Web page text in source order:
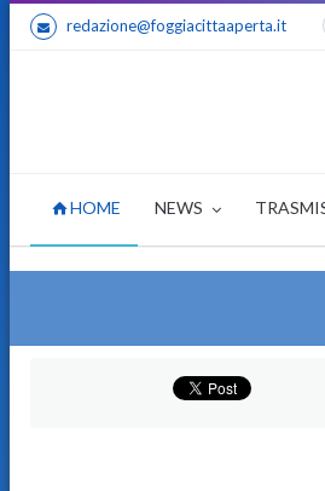
redazione@foggiacittaaperta.it
HOME NEWS